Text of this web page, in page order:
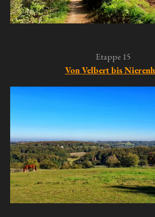
Etappe 15
Von Velbert bis